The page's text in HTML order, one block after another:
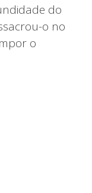
do
o no
o